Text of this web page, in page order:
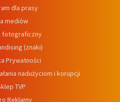
dla prasy
mediów
fotograficzny
(znaki)
Prywatności
nadużyciom i korupcji
TVP
Reklamy